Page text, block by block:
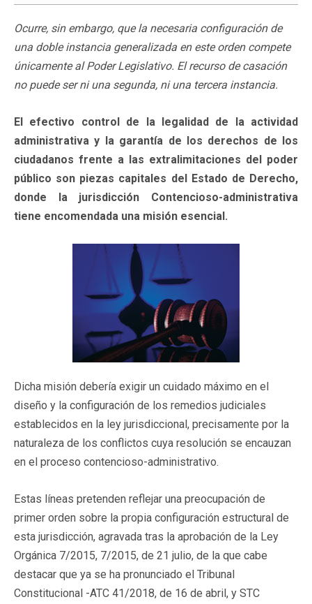
Ocurre, sin embargo, que la necesaria configuración de
una doble instancia generalizada en este orden compete
únicamente al Poder Legislativo. El recurso de casación
no puede ser ni una segunda, ni una tercera instancia.
El efectivo control de la legalidad de la actividad
administrativa y la garantía de los derechos de los
ciudadanos frente a las extralimitaciones del poder
público son piezas capitales del Estado de Derecho,
donde la jurisdicción Contencioso-administrativa
tiene encomendada una misión esencial.
Dicha misión debería exigir un cuidado máximo en el
diseño y la configuración de los remedios judiciales
establecidos en la ley jurisdiccional, precisamente por la
naturaleza de los conflictos cuya resolución se encauzan
en el proceso contencioso-administrativo.
Estas líneas pretenden reflejar una preocupación de
primer orden sobre la propia configuración estructural de
esta jurisdicción, agravada tras la aprobación de la Ley
Orgánica 7/2015, 7/2015, de 21 julio, de la que cabe
destacar que ya se ha pronunciado el Tribunal
Constitucional -ATC 41/2018, de 16 de abril, y STC